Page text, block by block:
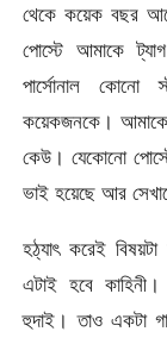
থেকে কয়েক বছর
পোস্টে আমাকে
পার্সোনাল কোনো
কয়েকজনকে।
কেউ। যেকোনো
ভাই হয়েছে আর
হঠ্যাৎ করেই
এটাই হবে
হুদাই। তাও একটা